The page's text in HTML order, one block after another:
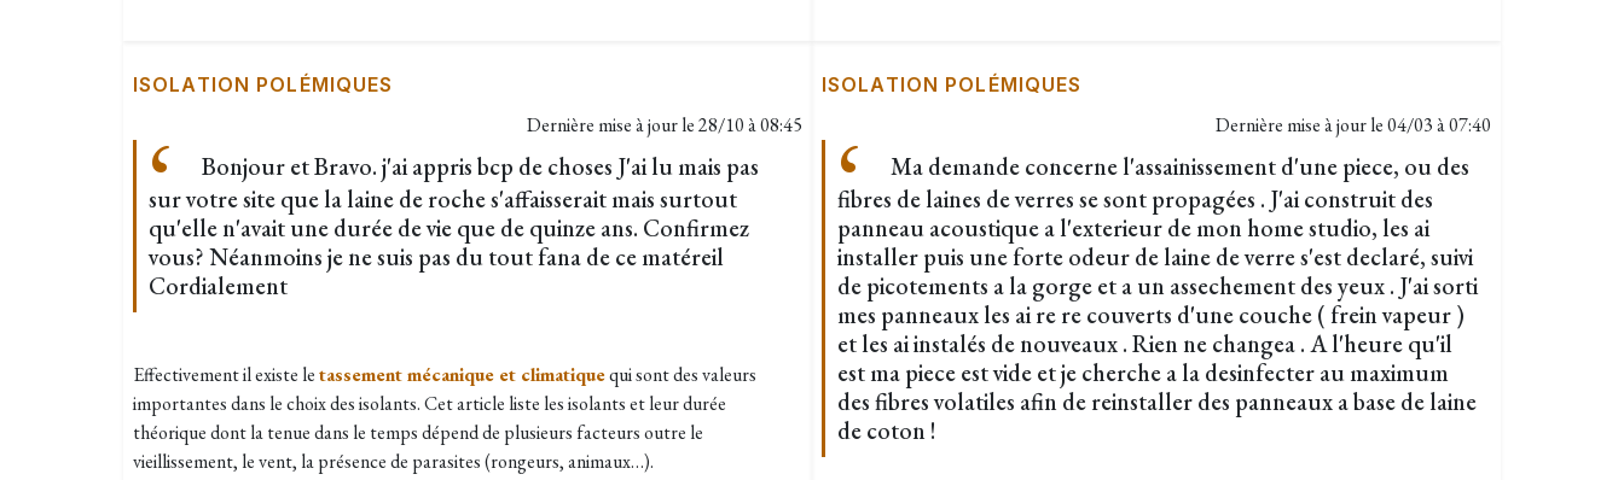
ISOLATION POLÉMIQUES
Dernière mise à jour le28/10 à 08:45
Bonjour et Bravo. j'ai appris bcp de choses J'ai lu mais pas
sur votre site que la laine de roche s'affaisserait mais surtout
qu'elle n'avait une durée de vie que de quinze ans. Confirmez
vous? Néanmoins je ne suis pas du tout fana de ce matéreil
Cordialement
Effectivement il existe letassement mécanique et climatiquequi sont des valeurs
importantes dans le choix des isolants. Cet article liste les isolants et leur durée
théorique dont la tenue dans le temps dépend de plusieurs facteurs outre le
vieillissement, le vent, la présence de parasites (rongeurs, animaux…).
ISOLATION POLÉMIQUES
Dernière mise à jour le04/03 à 07:40
Ma demande concerne l'assainissement d'une piece, ou des
fibres de laines de verres se sont propagées . J'ai construit des
panneau acoustique a l'exterieur de mon home studio, les ai
installer puis une forte odeur de laine de verre s'est declaré, suivi
de picotements a la gorge et a un assechement des yeux . J'ai sorti
mes panneaux les ai re re couverts d'une couche ( frein vapeur )
et les ai instalés de nouveaux . Rien ne changea . A l'heure qu'il
est ma piece est vide et je cherche a la desinfecter au maximum
des fibres volatiles afin de reinstaller des panneaux a base de laine
de coton !